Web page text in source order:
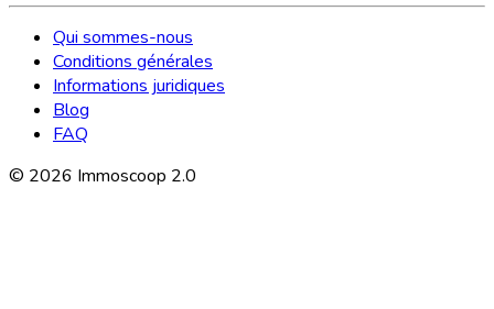
Qui sommes-nous
Conditions générales
Informations juridiques
Blog
FAQ
© 2026 Immoscoop 2.0